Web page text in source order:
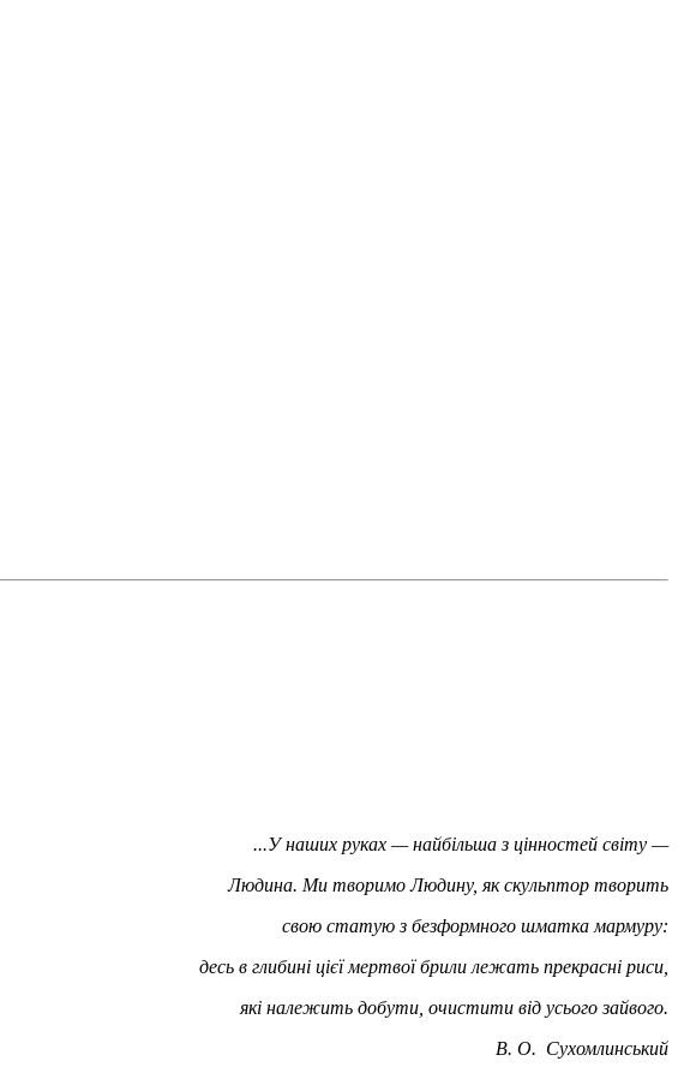
...У наших руках — найбільша з цінностей світу —
Людина. Ми творимо Людину, як скульптор творить
свою статую з безформного шматка мармуру:
десь в глибині цієї мертвої брили лежать прекрасні риси,
які належить добути, очистити від усього зайвого.
В. О. Сухомлинський